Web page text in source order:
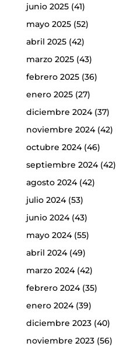
junio 2025(41)
mayo 2025(52)
abril 2025(42)
marzo 2025(43)
febrero 2025(36)
enero 2025(27)
diciembre 2024(37)
noviembre 2024(42)
octubre 2024(46)
septiembre 2024(42)
agosto 2024(42)
julio 2024(53)
junio 2024(43)
mayo 2024(55)
abril 2024(49)
marzo 2024(42)
febrero 2024(35)
enero 2024(39)
diciembre 2023(40)
noviembre 2023(56)